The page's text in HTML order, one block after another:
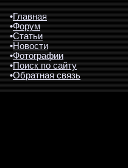
•Главная
•Форум
•Статьи
•Новости
•Фотографии
•Поиск по сайту
•Обратная связь